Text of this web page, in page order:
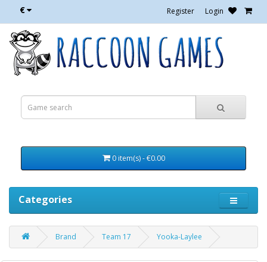
€ Register Login
0 item(s) - €0.00
Categories
Brand Team 17 Yooka-Laylee